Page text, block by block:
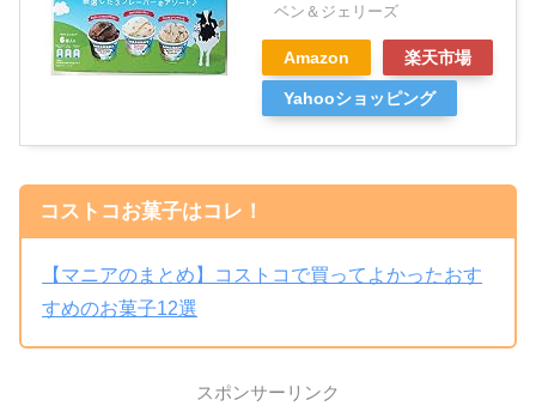
ベン＆ジェリーズ
Amazon 楽天市場
Yahooショッピング
コストコお菓子はコレ！
【マニアのまとめ】コストコで買ってよかったおす
すめのお菓子12選
スポンサーリンク